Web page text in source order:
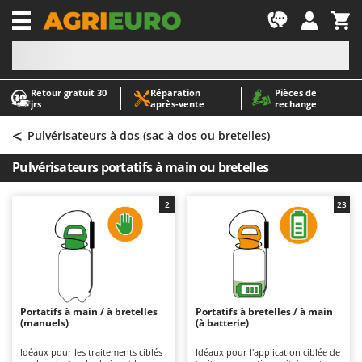
Retour gratuit 30
jrs
Réparation
après‑vente
Pièces de
rechange
-1
A
Abris de jardin
Accessoires pour tracteurs tondeuses autoportés
Aérateurs Scarificateurs pour gazon
Arracheuses de pommes de terre pour tracteur
Aspirateurs - Balais Électriques
Aspirateurs à cendres
Aspirateurs à feuilles sur roues
Aspirateurs Multifonctions
Atomiseurs agricoles pour tracteurs
Atomiseurs pour traitements
A
AgriEuro Premium
AgriEuro TOP-LINE
AGT
Airmec
AL-KO
Alce
Alpina
Ama
< Pulvérisateurs à dos (sac à dos ou bretelles)
Pulvérisateurs portatifs à main ou bretelles
Portatifs à main / à bretelles
(manuels)
Idéaux pour les traitements ciblés
2
Portatifs à bretelles / à main
(à batterie)
Idéaux pour l'application ciblée de
23